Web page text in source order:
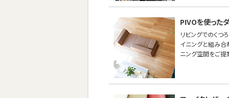
PIVOを使った
リビングでのくつ
イニングと組み合
ニング空間をご